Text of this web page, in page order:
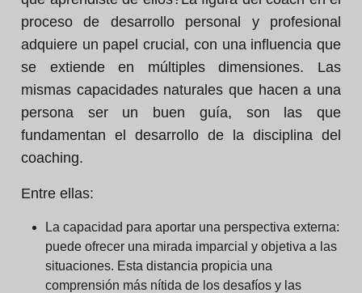
proceso de desarrollo personal y profesional
adquiere un papel crucial, con una influencia que
se extiende en múltiples dimensiones. Las
mismas capacidades naturales que hacen a una
persona ser un buen guía, son las que
fundamentan el desarrollo de la disciplina del
coaching.
Entre ellas:
La capacidad para aportar una perspectiva externa:
puede ofrecer una mirada imparcial y objetiva a las
situaciones. Esta distancia propicia una
comprensión más nítida de los desafíos y las